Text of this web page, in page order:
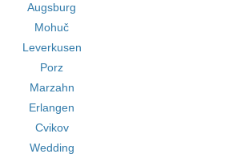
Augsburg
Mohuč
Leverkusen
Porz
Marzahn
Erlangen
Cvikov
Wedding